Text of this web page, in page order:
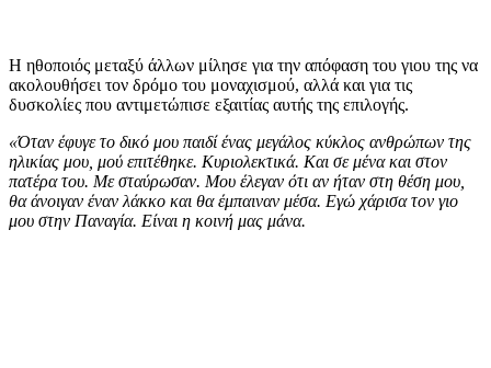
Η ηθοποιός μεταξύ άλλων μίλησε για την απόφαση του γιου της να
ακολουθήσει τον δρόμο του μοναχισμού, αλλά και για τις
δυσκολίες που αντιμετώπισε εξαιτίας αυτής της επιλογής.
«Όταν έφυγε το δικό μου παιδί ένας μεγάλος κύκλος ανθρώπων της
ηλικίας μου, μού επιτέθηκε. Κυριολεκτικά. Και σε μένα και στον
πατέρα του. Με σταύρωσαν. Μου έλεγαν ότι αν ήταν στη θέση μου,
θα άνοιγαν έναν λάκκο και θα έμπαιναν μέσα. Εγώ χάρισα τον γιο
μου στην Παναγία. Είναι η κοινή μας μάνα.